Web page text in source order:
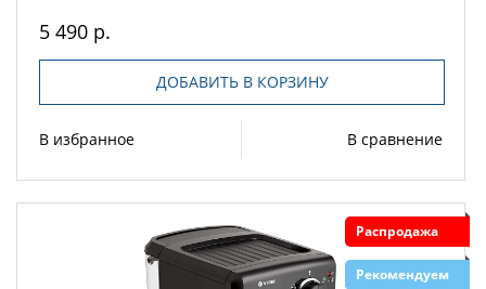
5 490 р.
ДОБАВИТЬ В КОРЗИНУ
В избранное В сравнение
Распродажа
Рекомендуем